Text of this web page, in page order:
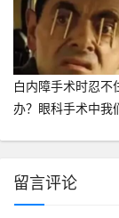
白内障手术时忍不
办？眼科手术中我
留言评论